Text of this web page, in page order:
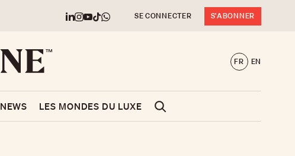
SE CONNECTER S'ABONNER
FR EN
NEWS LES MONDES DU LUXE